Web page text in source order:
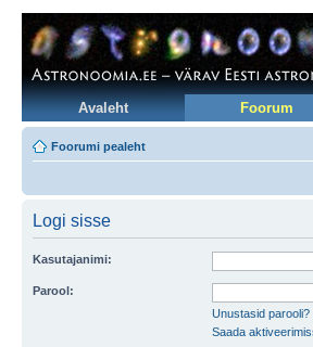
Avaleht Foorum
Foorumi pealeht
Logi sisse
Kasutajanimi:
Parool:
Unustasid parooli?
Saada